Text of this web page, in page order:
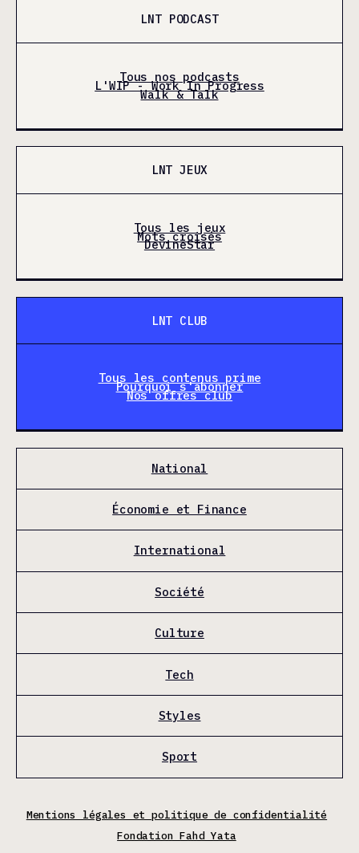
LNT PODCAST
Tous nos podcasts
L'WIP - Work In Progress
Walk & Talk
LNT JEUX
Tous les jeux
Mots croisés
DevineStar
LNT CLUB
Tous les contenus prime
Pourquoi s'abonner
Nos offres club
National
Économie et Finance
International
Société
Culture
Tech
Styles
Sport
Mentions légales et politique de confidentialité
Fondation Fahd Yata